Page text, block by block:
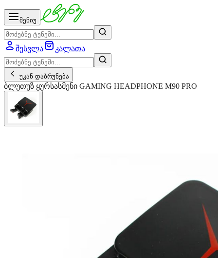
მენიუ
შესვლა კალათა
უკან დაბრუნება
ბლუთუზ ყურსასმენი GAMING HEADPHONE M90 PRO